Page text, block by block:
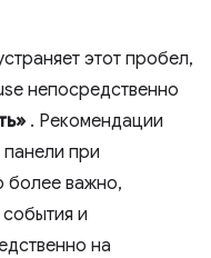
этот пробел,
непосредственно
. Рекомендации
при
более важно,
и
на